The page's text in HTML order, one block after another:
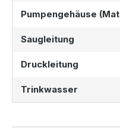
Pumpengehäuse
Saugleitung
Druckleitung
Trinkwasser